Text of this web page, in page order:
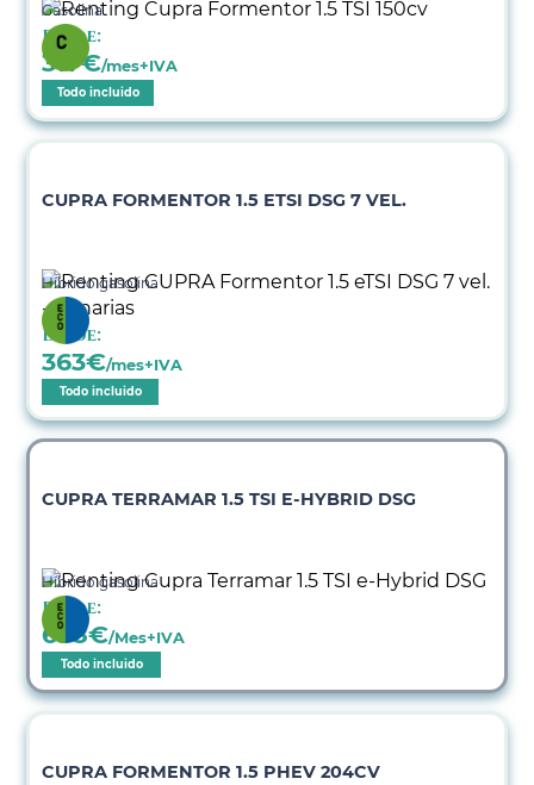
Gasolina
Desde:
317€/mes+IVA
Todo incluido
CUPRA FORMENTOR 1.5 ETSI DSG 7 VEL.
Híbrido gasolina
Desde:
363€/mes+IVA
Todo incluido
CUPRA TERRAMAR 1.5 TSI E-HYBRID DSG
Híbrido gasolina
Desde:
638€/Mes+IVA
Todo incluido
CUPRA FORMENTOR 1.5 PHEV 204CV